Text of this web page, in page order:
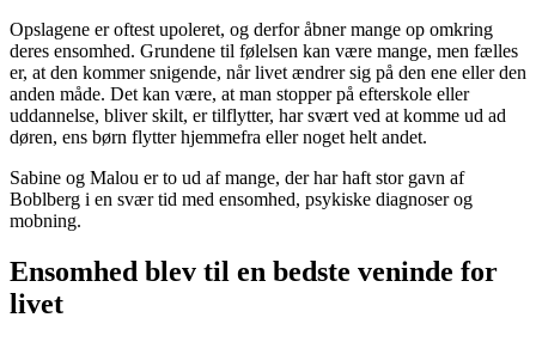
Opslagene er oftest upoleret, og derfor åbner mange op omkring
deres ensomhed. Grundene til følelsen kan være mange, men fælles
er, at den kommer snigende, når livet ændrer sig på den ene eller den
anden måde. Det kan være, at man stopper på efterskole eller
uddannelse, bliver skilt, er tilflytter, har svært ved at komme ud ad
døren, ens børn flytter hjemmefra eller noget helt andet.
Sabine og Malou er to ud af mange, der har haft stor gavn af
Boblberg i en svær tid med ensomhed, psykiske diagnoser og
mobning.
Ensomhed blev til en bedste veninde for
livet